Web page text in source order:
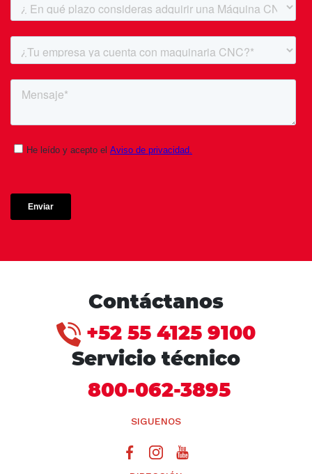
Contáctanos
+52 55 4125 9100
Servicio técnico
800-062-3895
SIGUENOS